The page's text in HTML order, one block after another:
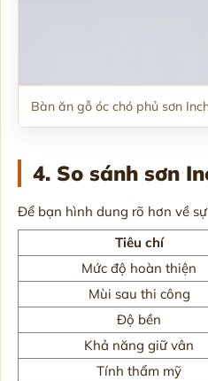
Bàn ăn gỗ óc chó phủ sơn
4. So sánh sơn
Để bạn hình dung rõ hơn về
Tiêu chí
Mức độ hoàn thiện
Mùi sau thi công
Độ bền
Khả năng giữ vân
Tính thẩm mỹ